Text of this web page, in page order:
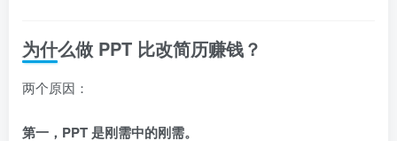
为什么做 PPT 比改简历赚钱？
两个原因：
第一，PPT 是刚需中的刚需。